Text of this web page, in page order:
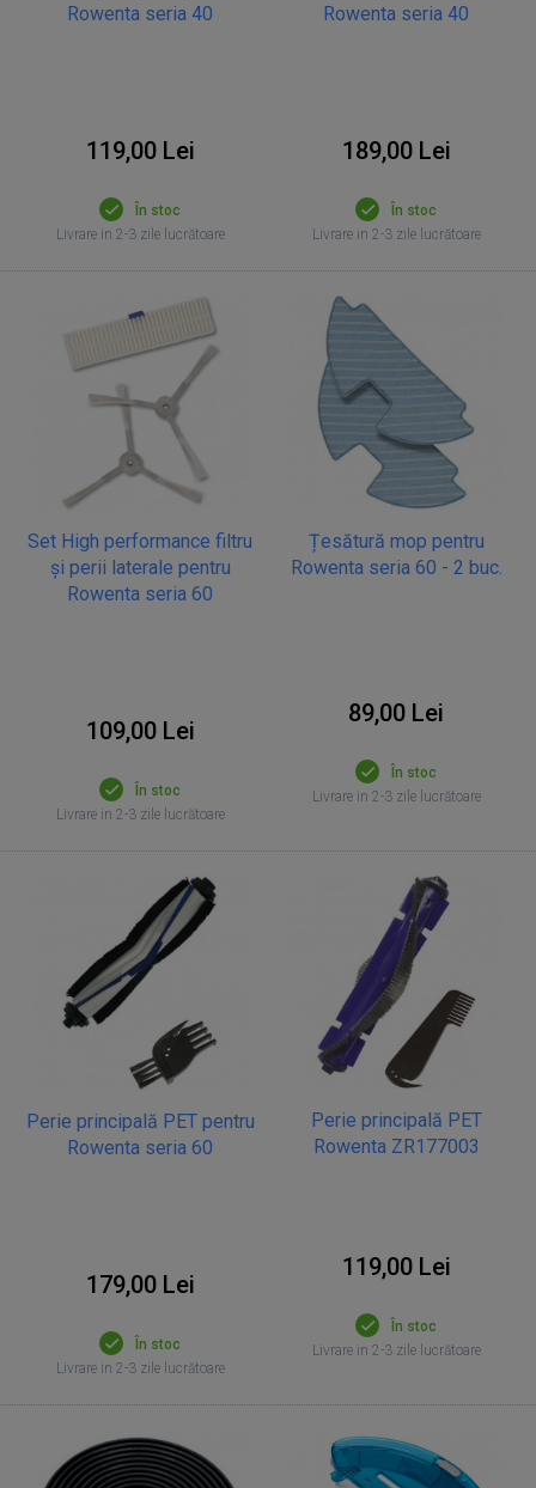
Rowenta seria 40
119,00 Lei
În stoc
Livrare in 2-3 zile lucrătoare
Rowenta seria 40
189,00 Lei
În stoc
Livrare in 2-3 zile lucrătoare
Set High performance filtru
și perii laterale pentru
Rowenta seria 60
109,00 Lei
În stoc
Livrare in 2-3 zile lucrătoare
Țesătură mop pentru
Rowenta seria 60 - 2 buc.
89,00 Lei
În stoc
Livrare in 2-3 zile lucrătoare
Perie principală PET pentru
Rowenta seria 60
179,00 Lei
În stoc
Livrare in 2-3 zile lucrătoare
Perie principală PET
Rowenta ZR177003
119,00 Lei
În stoc
Livrare in 2-3 zile lucrătoare